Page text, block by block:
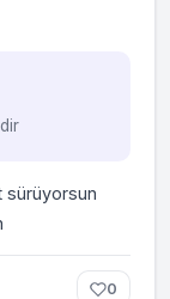
sürüyorsun
0